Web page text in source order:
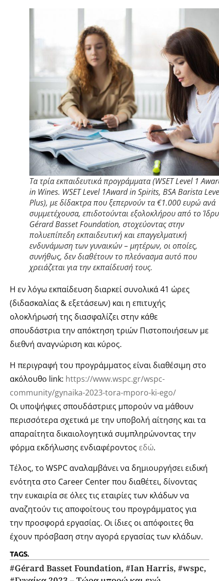
Τα τρία εκπαιδευτικά προγράμματα (WSET Level 1
in Wines. WSET Level 1Award in Spirits, BSA Barista
Plus), με δίδακτρα που ξεπερνούν τα €1.000 ευρώ ανά
συμμετέχουσα, επιδοτούνται εξολοκλήρου από το
Gérard Basset Foundation, στοχεύοντας στην
πολυεπίπεδη εκπαιδευτική και επαγγελματική
ενδυνάμωση των γυναικών – μητέρων, οι οποίες,
συνήθως, δεν διαθέτουν το πλεόνασμα αυτό που
χρειάζεται για την εκπαίδευσή τους.
Η εν λόγω εκπαίδευση διαρκεί συνολικά 41 ώρες
(διδασκαλίας & εξετάσεων) και η επιτυχής
ολοκλήρωσή της διασφαλίζει στην κάθε
σπουδάστρια την απόκτηση τριών Πιστοποιήσεων με
διεθνή αναγνώριση και κύρος.
Η περιγραφή του προγράμματος είναι διαθέσιμη στο
ακόλουθο link: https://www.wspc.gr/wspc-
community/gynaika-2023-tora-mporo-ki-ego/
Οι υποψήφιες σπουδάστριες μπορούν να μάθουν
περισσότερα σχετικά με την υποβολή αίτησης και τα
απαραίτητα δικαιολογητικά συμπληρώνοντας την
φόρμα εκδήλωσης ενδιαφέροντοςεδώ.
Τέλος, το WSPC αναλαμβάνει να δημιουργήσει ειδική
ενότητα στο Career Center που διαθέτει, δίνοντας
την ευκαιρία σε όλες τις εταιρίες των κλάδων να
αναζητούν τις αποφοίτους του προγράμματος για
την προσφορά εργασίας. Οι ίδιες οι απόφοιτες θα
έχουν πρόσβαση στην αγορά εργασίας των κλάδων.
TAGS.
#Gérard Basset Foundation, #Ian Harris, #wspc,